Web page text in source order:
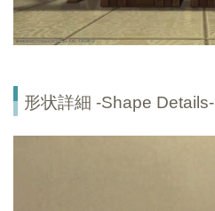
形状詳細 -Shape Details-